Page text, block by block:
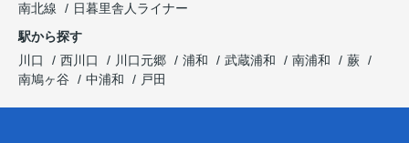
南北線
日暮里舎人ライナー
駅から探す
川口
西川口 川口元郷 浦和 武蔵浦和 南浦和
蕨
南鳩ヶ谷
中浦和 戸田